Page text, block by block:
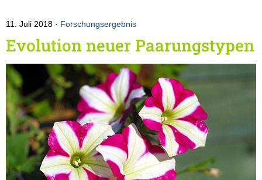
11. Juli 2018 Forschungsergebnis
Evolution neuer Paarungstypen